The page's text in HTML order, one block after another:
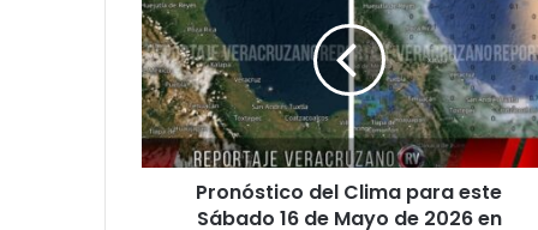
Clima
para
este
Sábado
16
de
Mayo
Pronóstico del Clima para este
Sábado 16 de Mayo de 2026 en